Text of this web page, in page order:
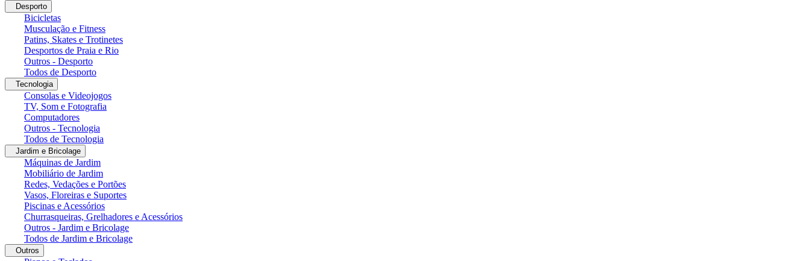
Desporto
Bicicletas
Musculação e Fitness
Patins, Skates e Trotinetes
Desportos de Praia e Rio
Outros - Desporto
Todos de Desporto
Tecnologia
Consolas e Videojogos
TV, Som e Fotografia
Computadores
Outros - Tecnologia
Todos de Tecnologia
Jardim e Bricolage
Máquinas de Jardim
Mobiliário de Jardim
Redes, Vedações e Portões
Vasos, Floreiras e Suportes
Piscinas e Acessórios
Churrasqueiras, Grelhadores e Acessórios
Outros - Jardim e Bricolage
Todos de Jardim e Bricolage
Outros